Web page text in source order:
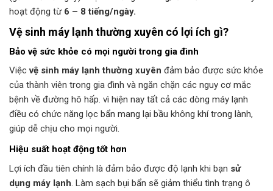
hoạt động từ 6 – 8 tiếng/ngày.
Vệ sinh máy lạnh thường xuyên có lợi ích gì?
Bảo vệ sức khỏe có mọi người trong gia đình
Việcvệ sinh máy lạnh thường xuyên đảm bảo được sức khỏe
của thành viên trong gia đình và ngăn chặn các nguy cơ mắc
bệnh về đường hô hấp. vì hiện nay tất cả các dòng máy lạnh
điều có chức năng lọc bẩn mang lại bầu không khí trong lành,
giúp dễ chịu cho mọi người.
Hiệu suất hoạt động tốt hơn
Lợi ích đầu tiên chính là đảm bảo được độ lạnh khi bạn sử
dụng máy lạnh. Làm sạch bụi bẩn sẽ giảm thiểu tình trạng ô